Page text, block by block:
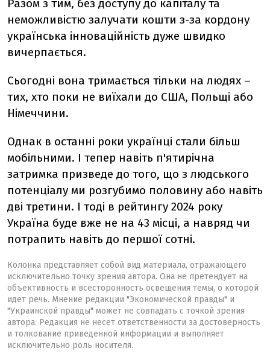
Разом з тим, без доступу до капіталу та
неможливістю залучати кошти з-за кордону
українська інноваційність дуже швидко
вичерпається.
Сьогодні вона тримається тільки на людях –
тих, хто поки не виїхали до США, Польщі або
Німеччини.
Однак в останні роки українці стали більш
мобільними. І тепер навіть п'ятирічна
затримка призведе до того, що з людського
потенціалу ми розгубимо половину або навіть
дві третини. І тоді в рейтингу 2024 року
Україна буде вже не на 43 місці, а навряд чи
потрапить навіть до першої сотні.
Колонка представляет собой вид материала, отражающего
исключительно точку зрения автора. Она не претендует на
объективность и всесторонность освещения темы, о которой
идет речь. Мнение редакции "Экономической правды" и
"Украинской правды" может не совпадать с точкой зрения
автора. Редакция не несет ответственности за достоверность
и толкование приведенной информации и выполняет
исключительно роль носителя.